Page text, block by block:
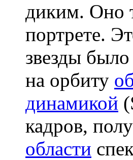
диким. Оно
портрете.
звезды
на орбиту
динамикой
кадров,
области